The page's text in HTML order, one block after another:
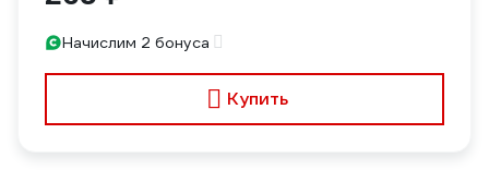
Начислим 2 бонуса
Купить